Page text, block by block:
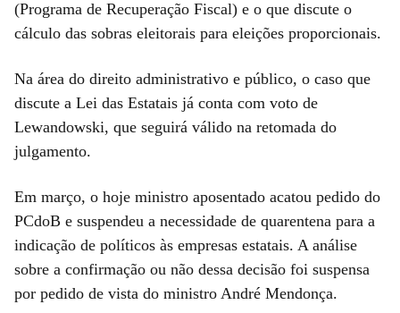
(Programa de Recuperação Fiscal) e o que discute o
cálculo das sobras eleitorais para eleições proporcionais.
Na área do direito administrativo e público, o caso que
discute a Lei das Estatais já conta com voto de
Lewandowski, que seguirá válido na retomada do
julgamento.
Em março, o hoje ministro aposentado acatou pedido do
PCdoB e suspendeu a necessidade de quarentena para a
indicação de políticos às empresas estatais. A análise
sobre a confirmação ou não dessa decisão foi suspensa
por pedido de vista do ministro André Mendonça.